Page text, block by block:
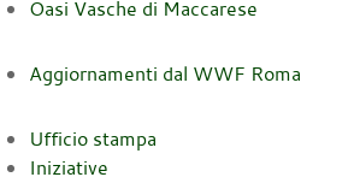
Oasi Vasche di Maccarese
Aggiornamenti dal WWF Roma
Ufficio stampa
Iniziative